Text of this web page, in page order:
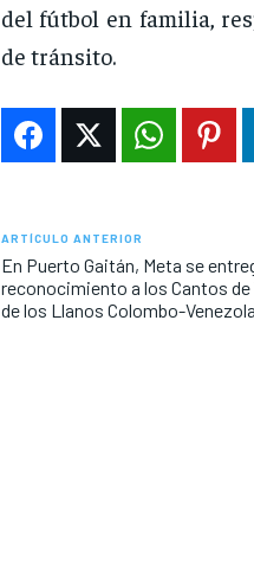
del fútbol en familia,
de tránsito.
ARTÍCULO ANTERIOR
En Puerto Gaitán, Meta se
reconocimiento a los Cantos de
de los Llanos Colombo-